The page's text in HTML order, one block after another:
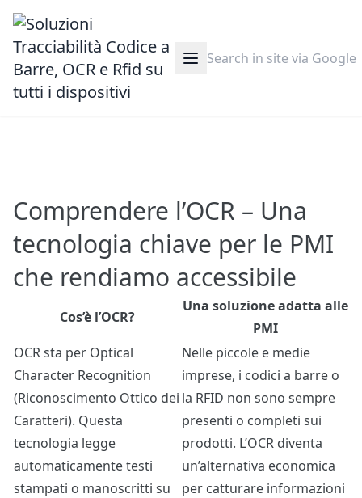
Comprendere l’OCR – Una
tecnologia chiave per le PMI
che rendiamo accessibile
Cos’è l’OCR?
Una soluzione adatta alle
PMI
OCR sta per Optical
Character Recognition
(Riconoscimento Ottico dei
Caratteri). Questa
tecnologia legge
automaticamente testi
stampati o manoscritti su
Nelle piccole e medie
imprese, i codici a barre o
la RFID non sono sempre
presenti o completi sui
prodotti. L’OCR diventa
un’alternativa economica
per catturare informazioni